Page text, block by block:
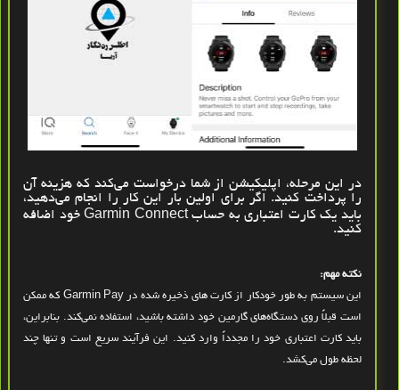
در این مرحله، اپلیکیشن از شما درخواست می‌کند که هزینه آن
را پرداخت کنید. اگر برای اولین بار این کار را انجام می‌دهید،
باید یک کارت اعتباری به حسابGarmin Connect خود اضافه
کنید.
نکته مهم:
این سیستم به‌ طور خودکار از کارت‌ های ذخیره‌ شده در Garmin Pay که ممکن
است قبلاً روی دستگاه‌های گارمین خود داشته باشید، استفاده نمی‌کند. بنابراین،
باید کارت اعتباری خود را مجدداً وارد کنید. این فرآیند سریع است و تنها چند
لحظه طول می‌کشد.